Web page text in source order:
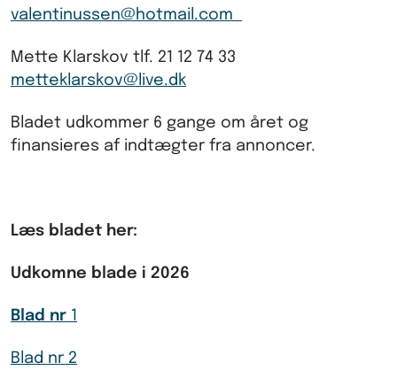
valentinussen@hotmail.com
Mette Klarskov tlf. 21 12 74 33
metteklarskov@live.dk
Bladet udkommer 6 gange om året og
finansieres af indtægter fra annoncer.
Læs bladet her:
Udkomne blade i 2026
Blad nr 1
Blad nr 2